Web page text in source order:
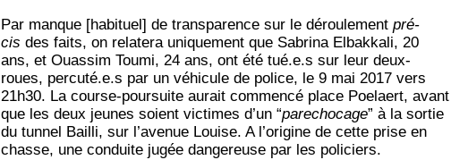
Par manque [habi­tuel] de trans­pa­rence sur le dérou­le­ment pré­
cis des faits, on rela­te­ra uni­que­ment que Sabri­na Elbak­ka­li, 20
ans, et Ouas­sim Tou­mi, 24 ans, ont été tué.e.s sur leur deux-
roues, percuté.e.s par un véhi­cule de police, le 9 mai 2017 vers
21h30. La course-pour­suite aurait com­men­cé place Poe­laert, avant
que les deux jeunes soient vic­times d’un “pare­cho­cage” à la sor­tie
du tun­nel Bailli, sur l’avenue Louise. A l’origine de cette prise en
chasse, une conduite jugée dan­ge­reuse par les policiers.